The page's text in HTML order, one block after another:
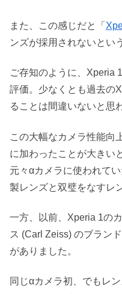
また、この感じだと「
ンズが採用されないとい
ご存知のように、Xperia
評価。少なくとも過去の
ることは間違いないと思
この大幅なカメラ性能向
に加わったことが大きい
元々αカメラに使われて
製レンズと双璧をなすレ
一方、以前、Xperia 1の
ス (Carl Zeiss) のブラン
がありました。
同じαカメラ初、でもレ